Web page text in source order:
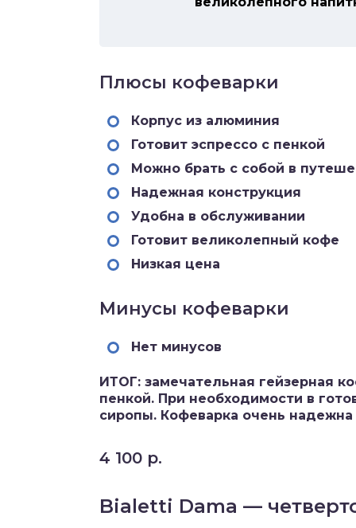
Плюсы кофеварки
Корпус из алюминия
Готовит эспрессо с пенкой
Можно брать с собой в
Надежная конструкция
Удобна в обслуживании
Готовит великолепный кофе
Низкая цена
Минусы кофеварки
Нет минусов
ИТОГ: замечательная гейзерная
пенкой. При необходимости в
сиропы. Кофеварка очень
4 100 р.
Bialetti Dama —